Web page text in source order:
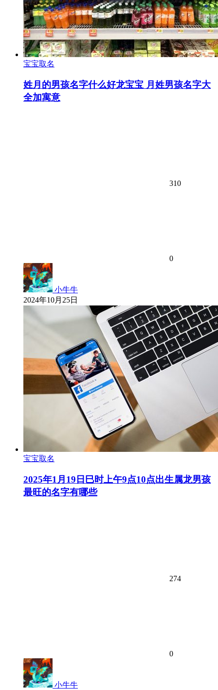
宝宝取名
姓月的男孩名字什么好龙宝宝 月姓男孩名字大
全加寓意
310
0
小牛牛
2024年10月25日
宝宝取名
2025年1月19日巳时上午9点10点出生属龙男孩
最旺的名字有哪些
274
0
小牛牛